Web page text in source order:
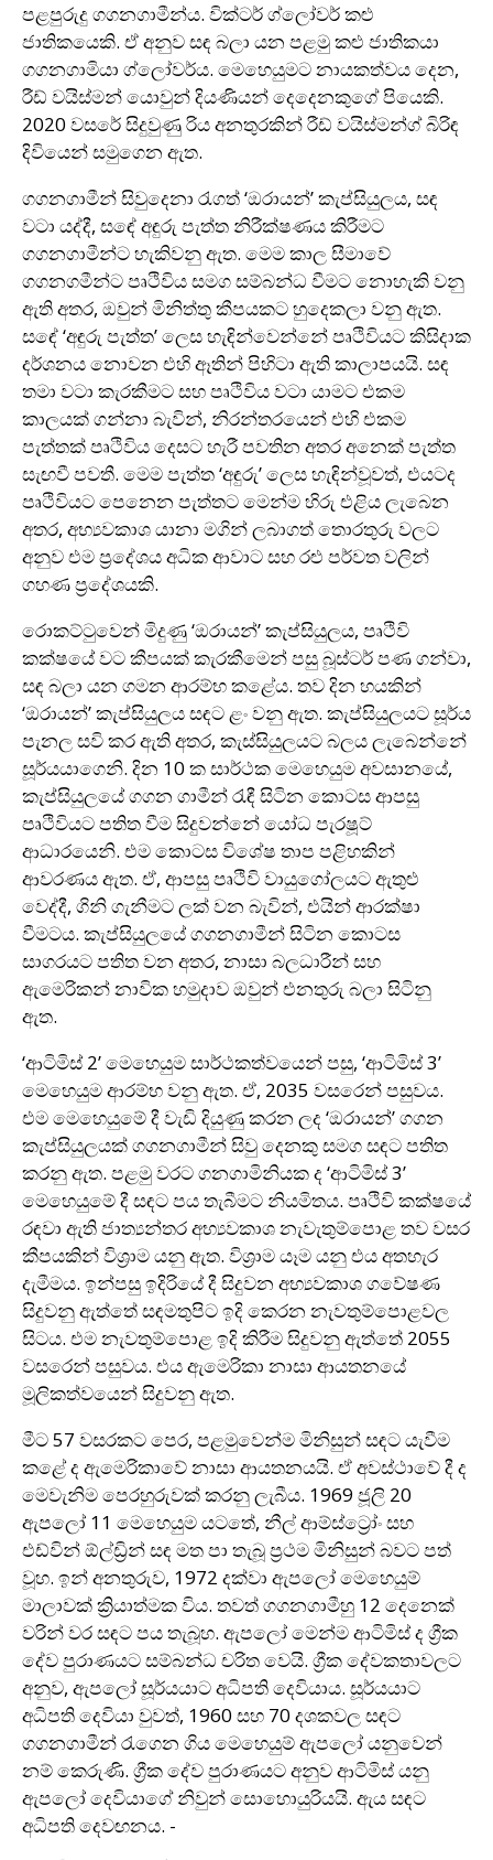
පළපුරුදු ගගනගාමීන්ය. වික්ටර් ග්ලෝවර් කළු
ජාතිකයෙකි. ඒ අනුව සඳ බලා යන පළමු කළු ජාතිකයා
ගගනගාමියා ග්ලෝවර්ය. මෙහෙයුමට නායකත්වය දෙන,
රීඩ් වයිස්මන් යොවුන් දියණියන් දෙදෙනකුගේ පියෙකි.
2020 වසරේ සිදුවුණු රිය අනතුරකින් රීඩ් වයිස්මන්ග් බිරිඳ
දිවියෙන් සමුගෙන ඇත.
ගගනගාමීන් සිවුදෙනා රැගත් ‘ඔරායන්’ කැප්සියුලය, සඳ
වටා යද්දී, සඳේ අඳුරු පැත්ත නිරීක්ෂණය කිරීමට
ගගනගාමීන්ට හැකිවනු ඇත. මෙම කාල සීමාවේ
ගගනගමීන්ට පෘථිවිය සමග සම්බන්ධ වීමට නොහැකි වනු
ඇති අතර, ඔවුන් මිනිත්තු කීපයකට හුදෙකලා වනු ඇත.
සඳේ ‘අඳුරු පැත්ත’ ලෙස හැඳින්වෙන්නේ පෘථිවියට කිසිදාක
දර්ශනය නොවන එහි ඈතින් පිහිටා ඇති කාලාපයයි. සඳ
තමා වටා කැරකීමට සහ පෘථිවිය වටා යාමට එකම
කාලයක් ගන්නා බැවින්, නිරන්තරයෙන් එහි එකම
පැත්තක් පෘථිවිය දෙසට හැරී පවතින අතර අනෙක් පැත්ත
සැඟවී පවතී. මෙම පැත්ත ‘අඳුරු’ ලෙස හැඳින්වූවත්, එයටද
පෘථිවියට පෙනෙන පැත්තට මෙන්ම හිරු එළිය ලැබෙන
අතර, අභ්‍යවකාශ යානා මගින් ලබාගත් තොරතුරු වලට
අනුව එම ප්‍රදේශය අධික ආවාට සහ රළු පර්වත වලින්
ගහණ ප්‍රදේශයකි.
රොකට්ටුවෙන් මිදුණු ‘ඔරායන්’ කැප්සියුලය, පෘථිවි
කක්ෂයේ වට කීපයක් කැරකීමෙන් පසු බූස්ටර් පණ ගන්වා,
සඳ බලා යන ගමන ආරම්භ කළේය. තව දින හයකින්
‘ඔරායන්’ කැප්සියුලය සඳට ළං වනු ඇත. කැප්සියුලයට සූර්ය
පැනල සවි කර ඇති අතර, කැස්සියුලයට බලය ලැබෙන්නේ
සූර්යයාගෙනි. දින 10 ක සාර්ථක මෙහෙයුම අවසානයේ,
කැප්සියුලයේ ගගන ගාමීන් රැඳී සිටින කොටස ආපසු
පෘථිවියට පතිත වීම සිදුවන්නේ යෝධ පැරෂූට්
ආධාරයෙනි. එම කොටස විශේෂ තාප පළිහකින්
ආවරණය ඇත. ඒ, ආපසු පෘථිවි වායුගෝලයට ඇතුළු
වෙද්දී, ගිනි ගැනීමට ලක් වන බැවින්, එයින් ආරක්ෂා
වීමටය. කැප්සියුලයේ ගගනගාමීන් සිටින කොටස
සාගරයට පතිත වන අතර, නාසා බලධාරීන් සහ
ඇමෙරිකන් නාවික හමුදාව ඔවුන් එනතුරු බලා සිටිනු
ඇත.
‘ආටිමිස් 2’ මෙහෙයුම සාර්ථකත්වයෙන් පසු, ‘ආටිමිස් 3’
මෙහෙයුම ආරම්භ වනු ඇත. ඒ, 2035 වසරෙන් පසුවය.
එම මෙහෙයුමේ දී වැඩි දියුණු කරන ලද ‘ඔරායන්’ ගගන
කැප්සියුලයක් ගගනගාමීන් සිවු දෙනකු සමග සඳට පතිත
කරනු ඇත. පළමු වරට ගනගාමිනියක ද ‘ආටිමිස් 3’
මෙහෙයුමේ දී සඳට පය තැබීමට නියමිතය. පෘථිවි කක්ෂයේ
රඳවා ඇති ජාත්‍යන්තර අභ්‍යවකාශ නැවැතුම්පොළ තව වසර
කීපයකින් විශ්‍රාම යනු ඇත. විශ්‍රාම යෑම යනු එය අතහැර
දැමීමය. ඉන්පසු ඉදිරියේ දී සිදුවන අභ්‍යවකාශ ගවේෂණ
සිදුවනු ඇත්තේ සඳමතුපිට ඉදි කෙරන නැවතුම්පොළවල
සිටය. එම නැවතුම්පොළ ඉදි කිරීම සිදුවනු ඇත්තේ 2055
වසරෙන් පසුවය. එය ඇමෙරිකා නාසා ආයතනයේ
මූලිකත්වයෙන් සිදුවනු ඇත.
මීට 57 වසරකට පෙර, පළමුවෙන්ම මිනිසුන් සඳට යැවීම
කළේ ද ඇමෙරිකාවේ නාසා ආයතනයයි. ඒ අවස්ථාවේ දී ද
මෙවැනිම පෙරහුරුවක් කරනු ලැබීය. 1969 ජූලි 20
ඇපලෝ 11 මෙහෙයුම යටතේ, නීල් ආම්ස්ට්‍රෝං සහ
එඩ්වින් ඕල්ඩ්‍රින් සඳ මත පා තැබූ ප්‍රථම මිනිසුන් බවට පත්
වූහ. ඉන් අනතුරුව, 1972 දක්වා ඇපලෝ මෙහෙයුම්
මාලාවක් ක්‍රියාත්මක විය. තවත් ගගනගාමීහු 12 දෙනෙක්
වරින් වර සඳට පය තැබූහ. ඇපලෝ මෙන්ම ආටිමිස් ද ග්‍රීක
දේව පුරාණයට සම්බන්ධ චරිත වෙයි. ග්‍රීක දේවකතාවලට
අනුව, ඇපලෝ සූර්යයාට අධිපති දෙවියාය. සූර්යයාට
අධිපති දෙවියා වුවත්, 1960 සහ 70 දශකවල සඳට
ගගනගාමීන් රැගෙන ගිය මෙහෙයුම් ඇපලෝ යනුවෙන්
නම් කෙරුණි. ග්‍රීක දේව පුරාණයට අනුව ආටිමිස් යනු
ඇපලෝ දෙවියාගේ නිවුන් සොහොයුරියයි. ඇය සඳට
අධිපති දෙවඟනය. -